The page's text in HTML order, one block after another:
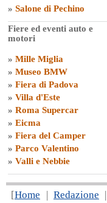
» Salone di Pechino
Fiere ed eventi auto e
motori
» Mille Miglia
» Museo BMW
» Fiera di Padova
» Villa d'Este
» Roma Supercar
» Eicma
» Fiera del Camper
» Parco Valentino
» Valli e Nebbie
[Home | Redazione |